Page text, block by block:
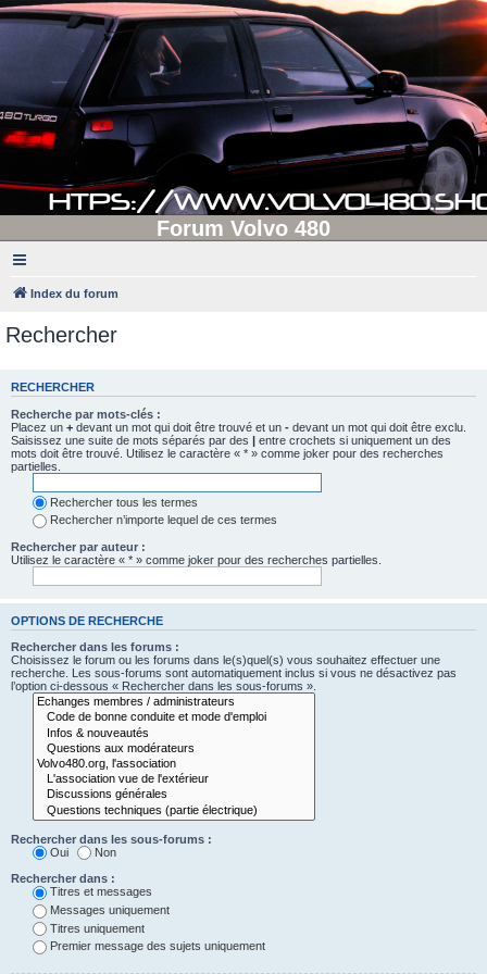
Forum Volvo 480
Index du forum
Rechercher
RECHERCHER
Recherche par mots-clés :
Placez un + devant un mot qui doit être trouvé et un - devant un mot qui doit être exclu.
Saisissez une suite de mots séparés par des | entre crochets si uniquement un des
mots doit être trouvé. Utilisez le caractère « * » comme joker pour des recherches
partielles.
Rechercher tous les termes
Rechercher n’importe lequel de ces termes
Rechercher par auteur :
Utilisez le caractère « * » comme joker pour des recherches partielles.
OPTIONS DE RECHERCHE
Rechercher dans les forums :
Choisissez le forum ou les forums dans le(s)quel(s) vous souhaitez effectuer une
recherche. Les sous-forums sont automatiquement inclus si vous ne désactivez pas
l’option ci-dessous « Rechercher dans les sous-forums ».
Rechercher dans les sous-forums :
Oui
Non
Rechercher dans :
Titres et messages
Messages uniquement
Titres uniquement
Premier message des sujets uniquement